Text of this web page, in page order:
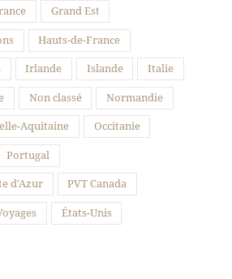
Grand Est
Hauts-de-France
Irlande Islande Italie
Non classé Normandie
Aquitaine Occitanie
Portugal
d'Azur PVT Canada
États-Unis